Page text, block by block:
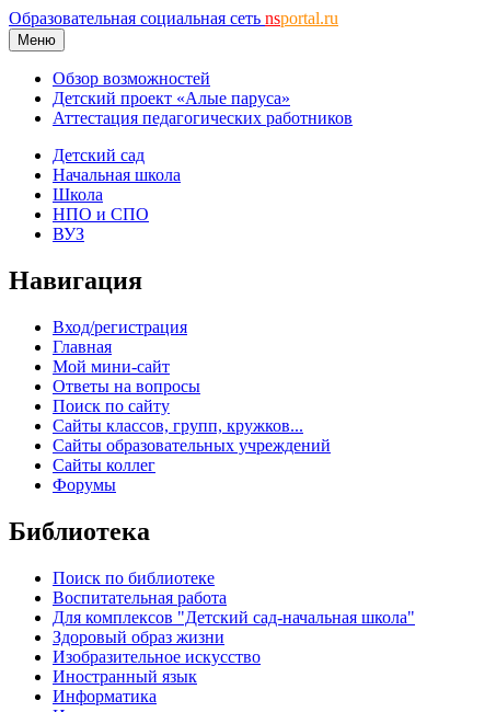
Образовательная социальная сеть nsportal.ru
Меню
Обзор возможностей
Детский проект «Алые паруса»
Аттестация педагогических работников
Детский сад
Начальная школа
Школа
НПО и СПО
ВУЗ
Навигация
Вход/регистрация
Главная
Мой мини-сайт
Ответы на вопросы
Поиск по сайту
Сайты классов, групп, кружков...
Сайты образовательных учреждений
Сайты коллег
Форумы
Библиотека
Поиск по библиотеке
Воспитательная работа
Для комплексов "Детский сад-начальная школа"
Здоровый образ жизни
Изобразительное искусство
Иностранный язык
Информатика